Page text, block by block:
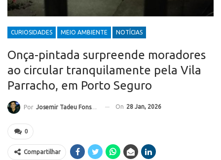
CURIOSIDADES MEIO AMBIENTE NOTÍCIAS
Onça-pintada surpreende moradores
ao circular tranquilamente pela Vila
Parracho, em Porto Seguro
Por Josemir Tadeu Fonseca On 28 Jan, 2026
0
Compartilhar